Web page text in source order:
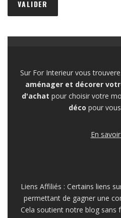
Sur For Interieur vous
aménager et décorer
d'achat pour choisir votre
déco pour
En
Liens Affiliés : Certains liens
permettant de gagner une
Cela soutient notre blog sans